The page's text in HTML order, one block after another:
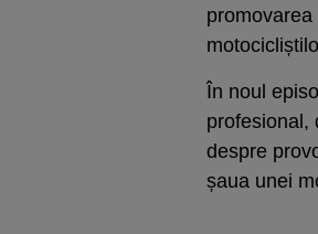
În noul
profesional,
despre
șaua unei